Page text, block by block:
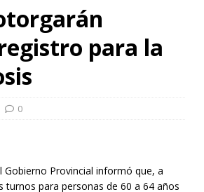
para la
0
Gobierno Provincial informó que, a
para personas de 60 a 64 años